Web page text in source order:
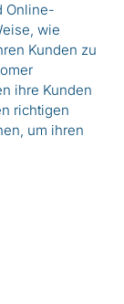
Online-
wie
Kunden zu
ihre Kunden
richtigen
um ihren